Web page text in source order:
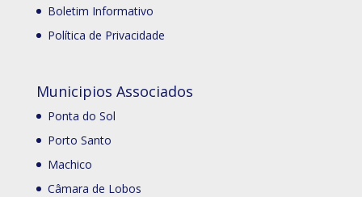
Boletim Informativo
Política de Privacidade
Municipios Associados
Ponta do Sol
Porto Santo
Machico
Câmara de Lobos